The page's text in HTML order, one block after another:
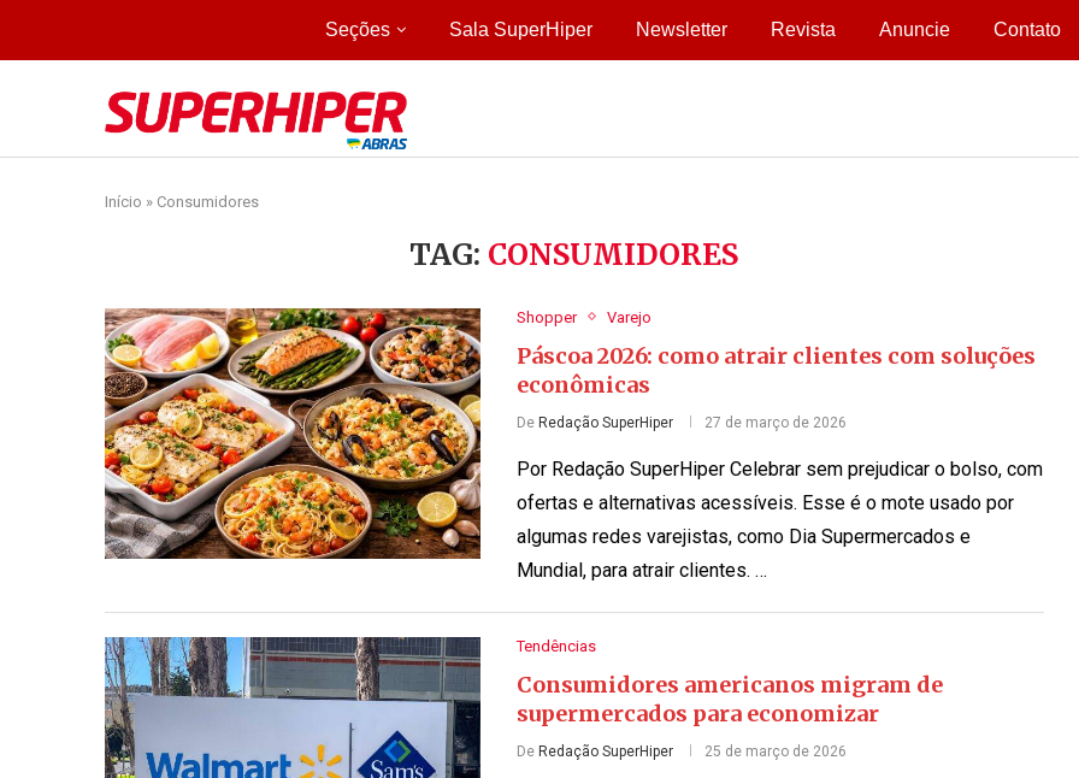
Seções Sala SuperHiper Newsletter Revista Anuncie Contato
Início » Consumidores
TAG: CONSUMIDORES
Shopper Varejo
Páscoa 2026: como atrair clientes com soluções
econômicas
De Redação SuperHiper 27 de março de 2026
Por Redação SuperHiper Celebrar sem prejudicar o bolso, com
ofertas e alternativas acessíveis. Esse é o mote usado por
algumas redes varejistas, como Dia Supermercados e
Mundial, para atrair clientes. …
Tendências
Consumidores americanos migram de
supermercados para economizar
De Redação SuperHiper 25 de março de 2026